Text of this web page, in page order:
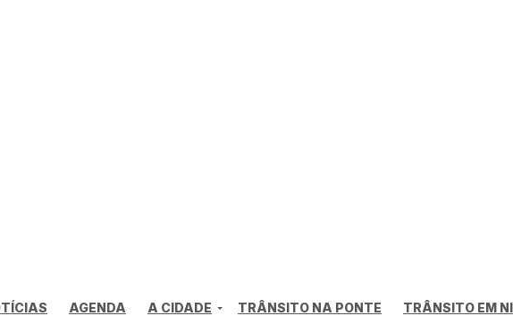
AGENDA A CIDADE TRÂNSITO NA PONTE TRÂNSITO EM